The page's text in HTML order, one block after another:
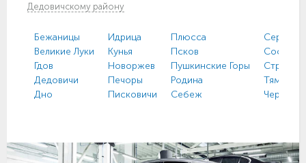
Дедовичскому району
Бежаницы
Великие Луки
Гдов
Дедовичи
Дно
Идрица
Кунья
Новоржев
Печоры
Писковичи
Плюсса
Псков
Пушкинские Горы
Родина
Себеж
Серёдка
Струги
Тямша
Черёха